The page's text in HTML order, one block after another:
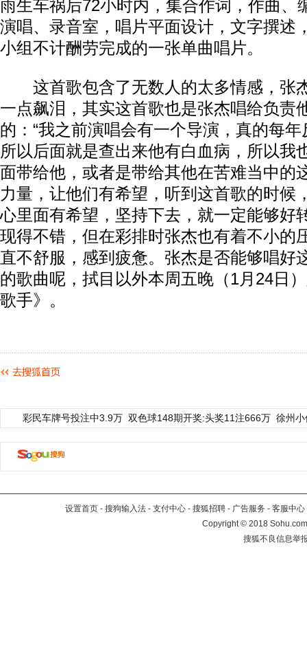
雨生车祸后72小时内，集合作词，作曲、
演唱、录音室，唱片平面设计，文字撰述
小组不计酬劳完成的一张单曲唱片。
这首歌包含了无数人的太多情感，张
一点飙泪，其实这首歌也是张杰唱给负责
的：“我之前演唱会有一个导演，真的每
所以后面就是查出来他有白血病，所以我
面带给他，或者是带给其他在苦难当中的
力量，让他们有希望，听到这首歌的时候
心里面有希望，坚持下去，就一定能够好
现得不错，但在彩排时张杰也有着不小的
直不舒服，感到疲惫。张杰是否能够唱好
的歌曲呢，拭目以外本周五晚（1月24日
歌手》。
彩民车牌号投注中3.9万 双色球148期开奖:头奖11注666万 徐州
设置首页 - 搜狗输入法 - 支付中心 - 搜狐招聘 - 广告服务 - 客服中心
Copyright©2018
搜狐不良信息举